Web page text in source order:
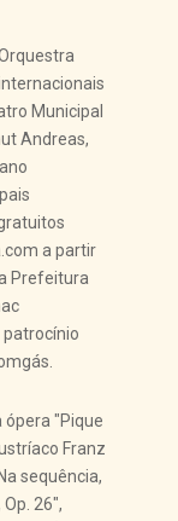
Municipal
Andreas,
a partir
Prefeitura
patrocínio
"Pique
Franz
sequência,
26",